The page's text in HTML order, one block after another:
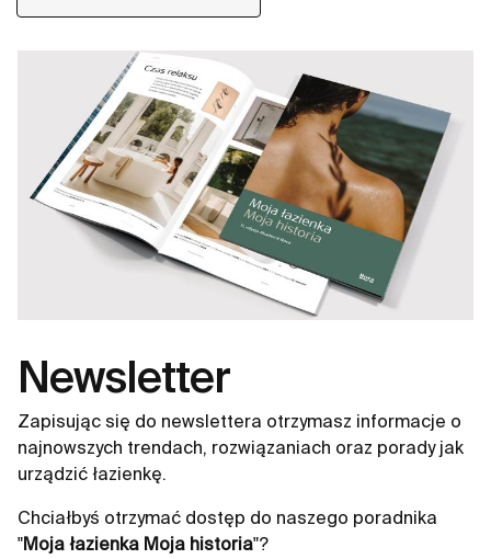
bidety Inspira.
Newsletter
Zapisując się do newslettera otrzymasz informacje o
najnowszych trendach, rozwiązaniach oraz porady jak
urządzić łazienkę.
Chciałbyś otrzymać dostęp do naszego poradnika
"Moja łazienka Moja historia"?